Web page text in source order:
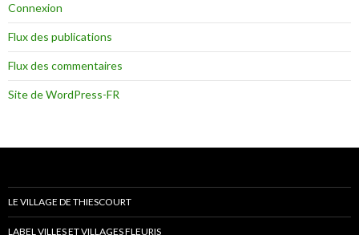
Connexion
Flux des publications
Flux des commentaires
Site de WordPress-FR
LE VILLAGE DE THIESCOURT
LABEL VILLES ET VILLAGES FLEURIS